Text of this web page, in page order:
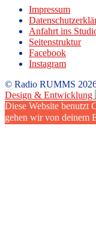
Impressum
Anfahrt ins
Seitenstruktur
Facebook
Instagram
© Radio RUMMS
Design & Entwicklung
Diese Website benutzt
gehen wir von deinem